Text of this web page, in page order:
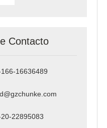
Contacto
16636489
22895083